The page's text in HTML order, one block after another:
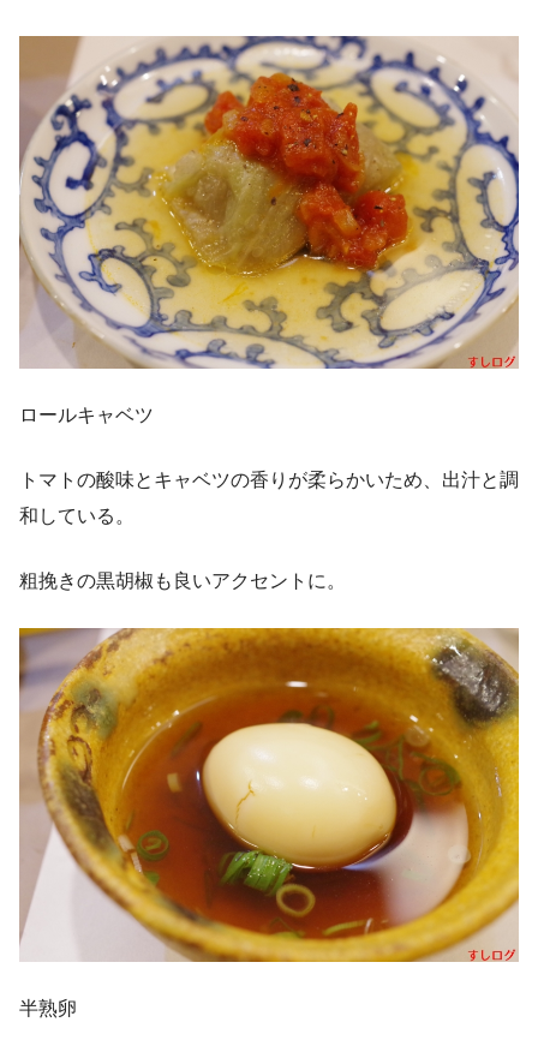
ロールキャベツ
トマトの酸味とキャベツの香りが柔らかいため、出汁と調
和している。
粗挽きの黒胡椒も良いアクセントに。
半熟卵